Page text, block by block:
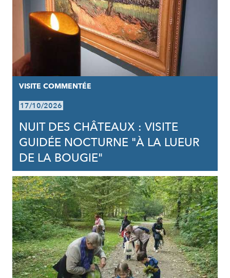
VISITE COMMENTÉE
17/10/2026
NUIT DES CHÂTEAUX : VISITE
GUIDÉE NOCTURNE "À LA LUEUR
DE LA BOUGIE"